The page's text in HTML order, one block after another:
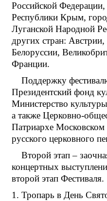
Российской Федерации,
Республики Крым,
Луганской Народной
других стран:
Белоруссии,
Франции.
Поддержку
Президентский фонд
Министерство
а также Церковно-
Патриархе
русского церковного
Второй этап –
концертных
второй этап Фестиваля.
1. Тропарь в День